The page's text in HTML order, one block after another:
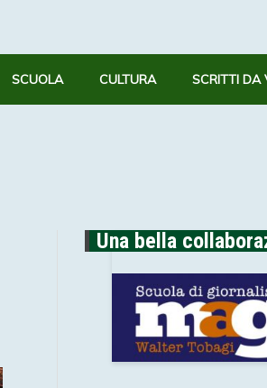
SCUOLA CULTURA SCRITTI DA
Una bella